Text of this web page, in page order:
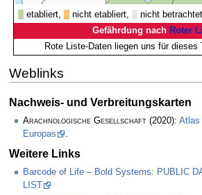
etabliert, nicht etabliert,
nicht betrachtet
Gefährdung nach Roter
Rote Liste-Daten liegen uns für dieses
Weblinks
Nachweis- und Verbreitungskarten
Arachnologische Gesellschaft (2020): Atlas
Europas
.
Weitere Links
Barcode of Life – Bold Systems: PUBLIC
LIST